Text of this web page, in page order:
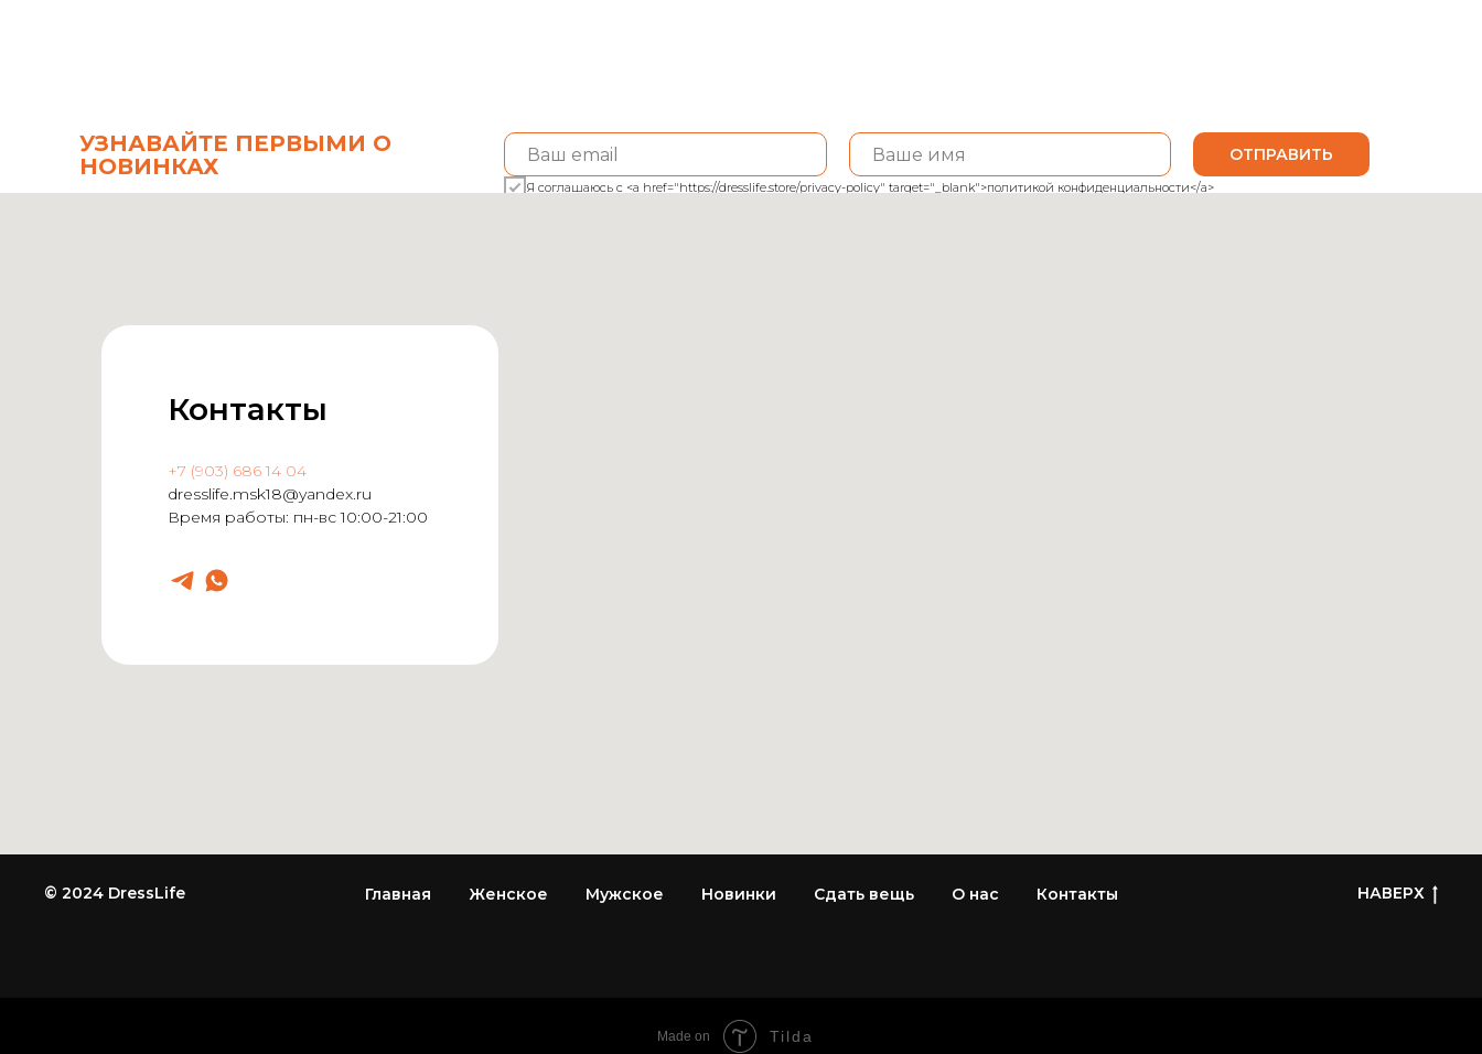
Я соглашаюсь с <a href="https://dresslife.store/privacy-policy" target="_blank">политикой конфиденциальности</a>
ОТПРАВИТЬ
УЗНАВАЙТЕ ПЕРВЫМИ О
НОВИНКАХ
Контакты
+7 (903) 686 14 04
dresslife.msk18@yandex.ru
Время работы: пн-вс 10:00-21:00
© 2024 DressLife Главная Женское Мужское Новинки Сдать вещь О нас Контакты НАВЕРХ
Made on Tilda